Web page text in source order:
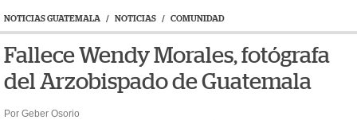
NOTICIAS GUATEMALA / NOTICIAS / COMUNIDAD
Fallece Wendy Morales, fotógrafa
del Arzobispado de Guatemala
Por Geber Osorio